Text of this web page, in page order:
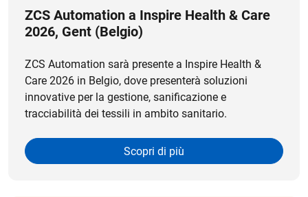
ZCS Automation a Inspire Health & Care
2026, Gent (Belgio)
ZCS Automation sarà presente a Inspire Health &
Care 2026 in Belgio, dove presenterà soluzioni
innovative per la gestione, sanificazione e
tracciabilità dei tessili in ambito sanitario.
Scopri di più